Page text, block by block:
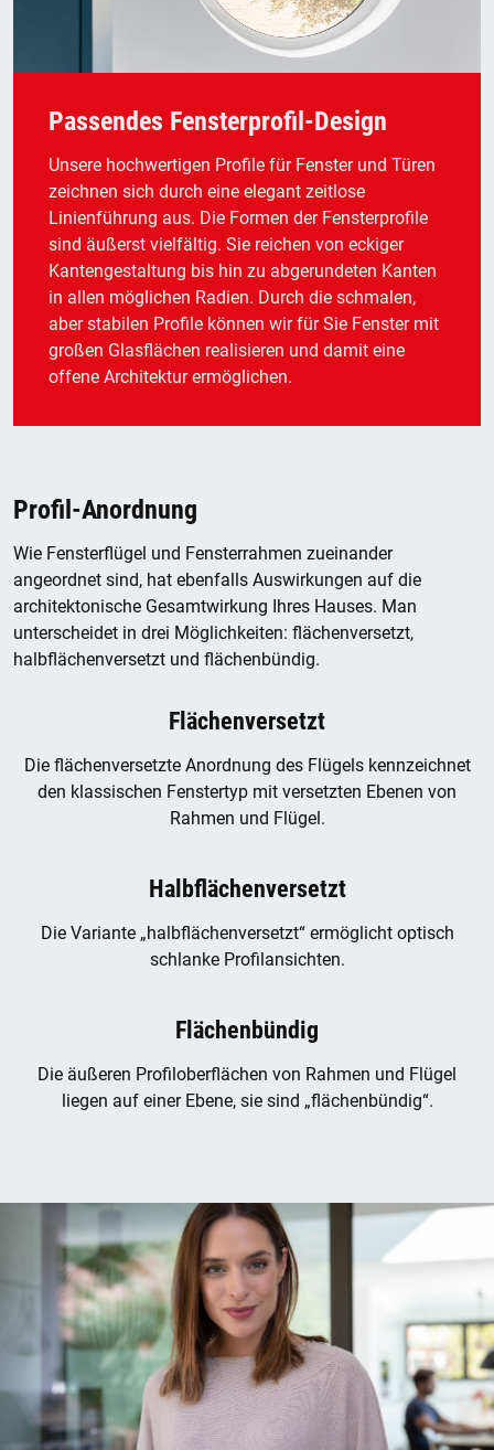
Passendes Fensterprofil-Design
Unsere hochwertigen Profile für Fenster und Türen
zeichnen sich durch eine elegant zeitlose
Linienführung aus. Die Formen der Fensterprofile
sind äußerst vielfältig. Sie reichen von eckiger
Kantengestaltung bis hin zu abgerundeten Kanten
in allen möglichen Radien. Durch die schmalen,
aber stabilen Profile können wir für Sie Fenster mit
großen Glasflächen realisieren und damit eine
offene Architektur ermöglichen.
Profil-Anordnung
Wie Fensterflügel und Fensterrahmen zueinander
angeordnet sind, hat ebenfalls Auswirkungen auf die
architektonische Gesamtwirkung Ihres Hauses. Man
unterscheidet in drei Möglichkeiten: flächenversetzt,
halbflächenversetzt und flächenbündig.
Flächenversetzt
Die flächenversetzte Anordnung des Flügels kennzeichnet
den klassischen Fenstertyp mit versetzten Ebenen von
Rahmen und Flügel.
Halbflächenversetzt
Die Variante „halbflächenversetzt“ ermöglicht optisch
schlanke Profilansichten.
Flächenbündig
Die äußeren Profiloberflächen von Rahmen und Flügel
liegen auf einer Ebene, sie sind „flächenbündig“.